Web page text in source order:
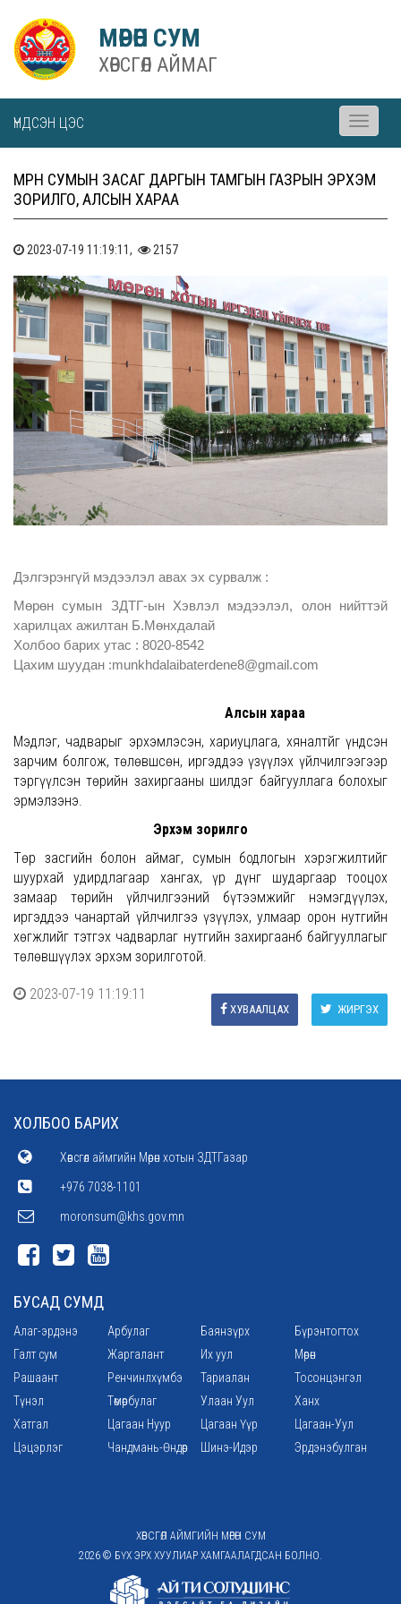
МӨРӨН СУМ
ХӨВСГӨЛ АЙМАГ
ҮНДСЭН ЦЭС
Toggle
МӨРӨН СУМЫН ЗАСАГ ДАРГЫН ТАМГЫН ГАЗРЫН ЭРХЭМ
ЗОРИЛГО, АЛСЫН ХАРАА
2023-07-19 11:19:11, 2157
Дэлгэрэнгүй мэдээлэл авах эх сурвалж :
Мөрөн сумын ЗДТГ-ын Хэвлэл мэдээлэл, олон нийттэй
харилцах ажилтан Б.Мөнхдалай
Холбоо барих утас : 8020-8542
Цахим шуудан :munkhdalaibaterdene8@gmail.com
Алсын хараа
Мэдлэг, чадварыг эрхэмлэсэн, хариуцлага, хяналтйг үндсэн
зарчим болгож, төлөвшсөн, иргэддээ үзүүлэх үйлчилгээгээр
тэргүүлсэн төрийн захиргааны шилдэг байгууллага болохыг
эрмэлзэнэ.
Эрхэм зорилго
Төр засгийн болон аймаг, сумын бодлогын хэрэгжилтийг
шуурхай удирдлагаар хангах, үр дүнг шударгаар тооцох
замаар төрийн үйлчилгээний бүтээмжийг нэмэгдүүлэх,
иргэддээ чанартай үйлчилгээ үзүүлэх, улмаар орон нутгийн
хөгжлийг тэтгэх чадварлаг нутгийн захиргаанб байгууллагыг
төлөвшүүлэх эрхэм зорилготой.
2023-07-19 11:19:11
ЖИРГЭХ
ХУВААЛЦАХ
ХОЛБОО БАРИХ
Хөвсгөл аймгийн Мөрөн хотын ЗДТГазар
+976 7038-1101
moronsum@khs.gov.mn
БУСАД СУМД
Алаг-эрдэнэ Арбулаг Баянзүрх
Бүрэнтогтох
Галт сум
Жаргалант Их уул
Мөрөн
Рашаант
Ренчинлхүмбэ Тариалан
Тосонцэнгэл
Түнэл
Төмөрбулаг Улаан Уул
Ханх
Хатгал
Цагаан Нуур Цагаан Үүр
Цагаан-Уул
Цэцэрлэг
Чандмань-Өндөр Шинэ-Идэр Эрдэнэбулган
ХӨВСГӨЛ АЙМГИЙН МӨРӨН СУМ
2026 © БҮХ ЭРХ ХУУЛИАР ХАМГААЛАГДСАН БОЛНО.